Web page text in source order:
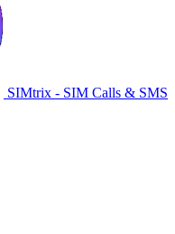
SIMtrix - SIM Calls & SMS